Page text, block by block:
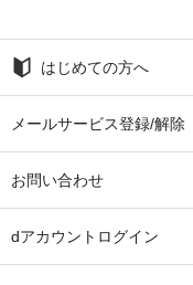
はじめての方へ
メールサービス登録/解除
お問い合わせ
dアカウントログイン